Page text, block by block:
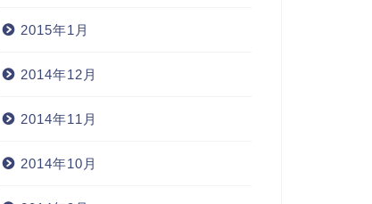
2015年1月
2014年12月
2014年11月
2014年10月